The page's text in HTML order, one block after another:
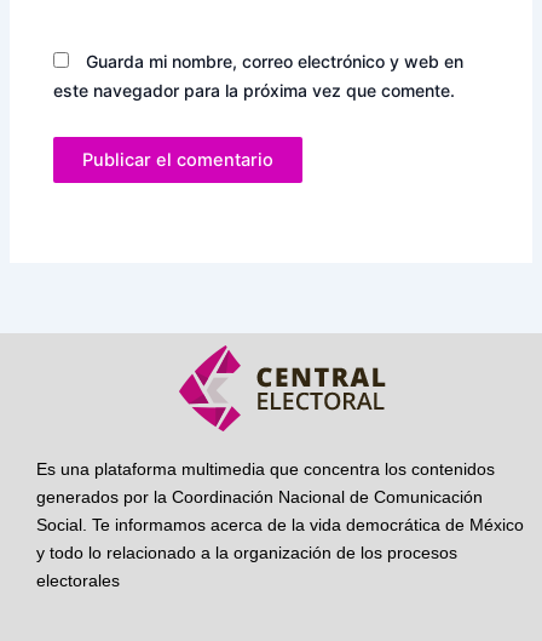
Guarda mi nombre, correo electrónico y web en
este navegador para la próxima vez que comente.
Es una plataforma multimedia que concentra los contenidos
generados por la Coordinación Nacional de Comunicación
Social. Te informamos acerca de la vida democrática de México
y todo lo relacionado a la organización de los procesos
electorales